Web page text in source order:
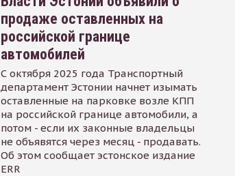
продаже оставленных на
российской границе
автомобилей
С октября 2025 года Транспортный
департамент Эстонии начнет изымать
оставленные на парковке возле КПП
на российской границе автомобили, а
потом - если их законные владельцы
не объявятся через месяц - продавать.
Об этом сообщает эстонское издание
ERR